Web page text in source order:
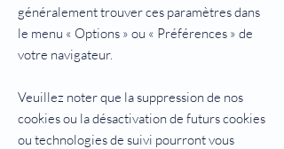
généralement trouver ces paramètres dans
le menu « Options » ou « Préférences » de
votre navigateur.
Veuillez noter que la suppression de nos
cookies ou la désactivation de futurs cookies
ou technologies de suivi pourront vous